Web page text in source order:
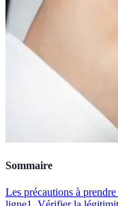
Sommaire
Les précautions à